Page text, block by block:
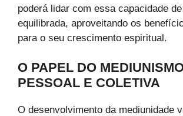
poderá lidar com essa capacidade
equilibrada, aproveitando os
para o seu crescimento espiritual.
O PAPEL DO
PESSOAL E COLETIVA
O desenvolvimento da mediunidade